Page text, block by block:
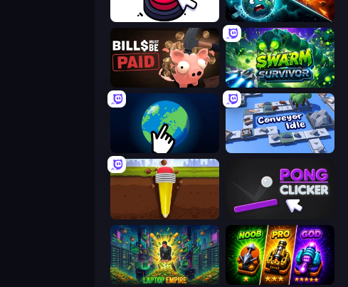
Click Click Clicker PlanetCrush 2
Bills Must Be Paid Swarm Survivor
Planet Clicker 2 Conveyor Idle
Pen Dig Pong Clicker
Laptop Empire Merge Survival